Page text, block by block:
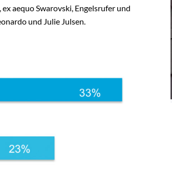
aequo Swarovski, Engelsrufer und
und Julie Julsen.